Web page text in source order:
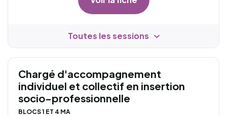
Toutes les sessions
Chargé d'accompagnement
individuel et collectif en insertion
socio-professionnelle
BLOCS 1 ET 4 MA